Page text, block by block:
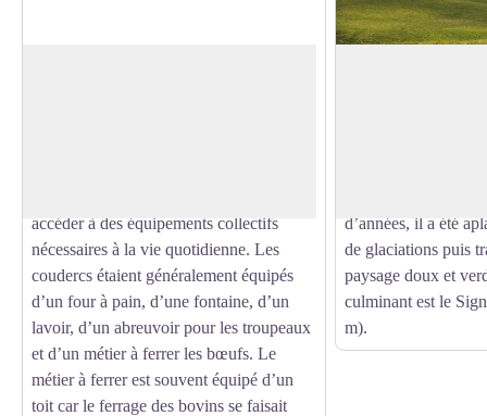
accéder à des équipements collectifs
nécessaires à la vie quotidienne. Les
coudercs étaient généralement équipés
d’un four à pain, d’une fontaine, d’un
lavoir, d’un abreuvoir pour les troupeaux
et d’un métier à ferrer les bœufs. Le
métier à ferrer est souvent équipé d’un
toit car le ferrage des bovins se faisait
d’années, il a été
de glaciations puis
paysage doux et
culminant est le
m).